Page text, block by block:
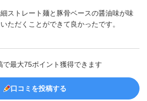
ストレート麺と豚骨ベースの醤油味が味
ただくことができて良かったです。
で最大75ポイント獲得できます
口コミを投稿する